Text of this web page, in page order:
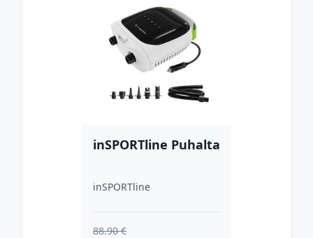
inSPORTline Puhalta
inSPORTline
88.90 €